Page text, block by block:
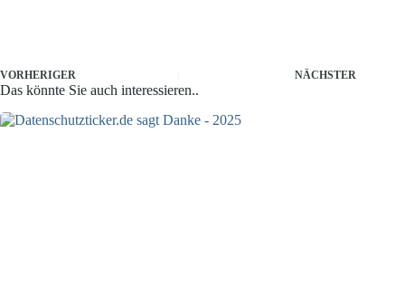
VORHERIGER NÄCHSTER
Das könnte Sie auch interessieren..